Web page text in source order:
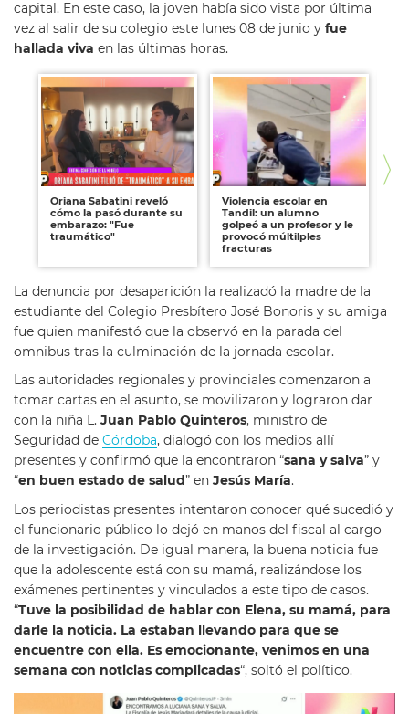
capital. En este caso, la joven había sido vista por última
vez al salir de su colegio este lunes 08 de junio y fue
hallada viva en las últimas horas.
Oriana Sabatini reveló
cómo la pasó durante su
embarazo: "Fue
traumático"
Violencia escolar en
Tandil: un alumno
golpeó a un profesor y le
provocó múltilples
fracturas
La denuncia por desaparición la realizadó la madre de la
estudiante del Colegio Presbítero José Bonoris y su amiga
fue quien manifestó que la observó en la parada del
omnibus tras la culminación de la jornada escolar.
Las autoridades regionales y provinciales comenzaron a
tomar cartas en el asunto, se movilizaron y lograron dar
con la niña L. Juan Pablo Quinteros, ministro de
Seguridad de Córdoba, dialogó con los medios allí
presentes y confirmó que la encontraron “sana y salva” y
“en buen estado de salud” en Jesús María.
Los periodistas presentes intentaron conocer qué sucedió y
el funcionario público lo dejó en manos del fiscal al cargo
de la investigación. De igual manera, la buena noticia fue
que la adolescente está con su mamá, realizándose los
exámenes pertinentes y vinculados a este tipo de casos.
“Tuve la posibilidad de hablar con Elena, su mamá, para
darle la noticia. La estaban llevando para que se
encuentre con ella. Es emocionante, venimos en una
semana con noticias complicadas“, soltó el político.